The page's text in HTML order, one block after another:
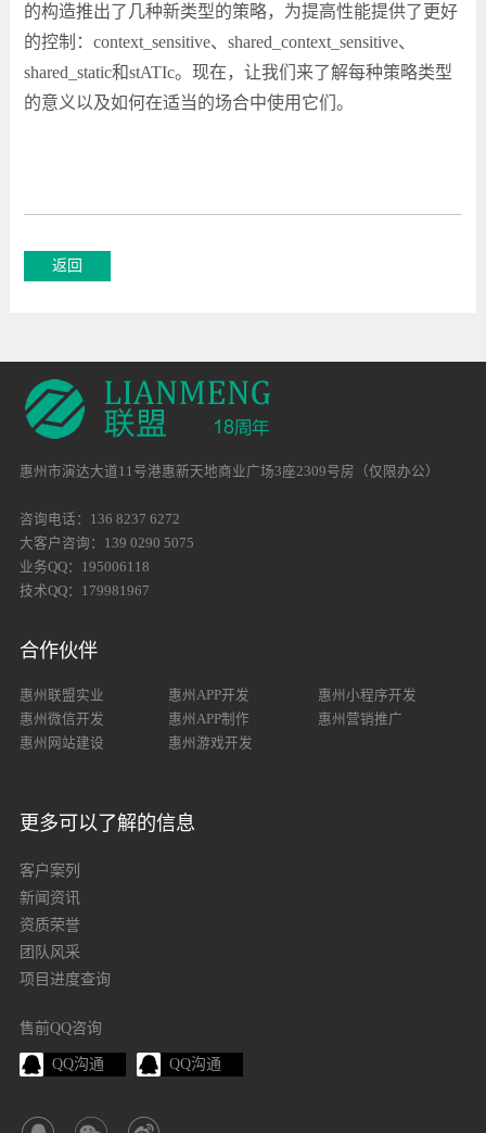
的构造推出了几种新类型的策略，为提高性能提供了更好
的控制：context_sensitive、shared_context_sensitive、
shared_static和stATIc。现在，让我们来了解每种策略类型
的意义以及如何在适当的场合中使用它们。
惠州市演达大道11号港惠新天地商业广场3座2309号房（仅限办公）
咨询电话：136 8237 6272
大客户咨询：139 0290 5075
业务QQ：195006118
技术QQ：179981967
合作伙伴
惠州联盟实业 惠州APP开发
惠州小程序开发
惠州微信开发
惠州APP制作
惠州营销推广
惠州网站建设
惠州游戏开发
更多可以了解的信息
客户案列
新闻资讯
资质荣誉
团队风采
项目进度查询
售前QQ咨询
QQ沟通 QQ沟通